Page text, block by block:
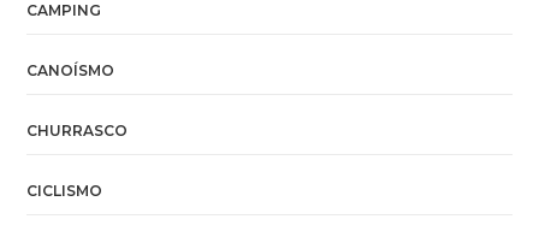
CAMPING
CANOÍSMO
CHURRASCO
CICLISMO